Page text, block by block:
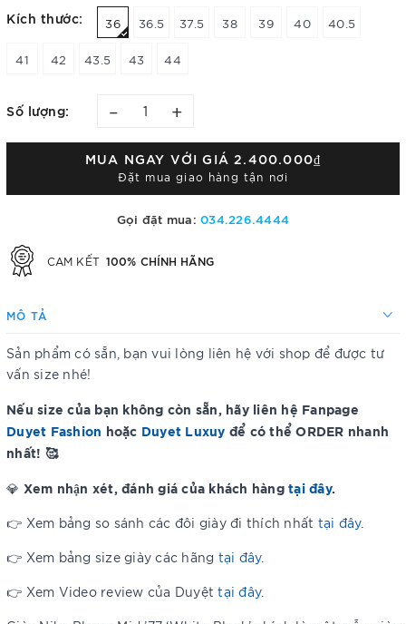
Kích thước: 36 36.5 37.5 38 39 40 40.5
41 42 43.5 43 44
Số lượng: – +
MUA NGAY VỚI GIÁ2.400.000₫
Đặt mua giao hàng tận nơi
Gọi đặt mua:034.226.4444
CAM KẾT 100% CHÍNH HÃNG
MÔ TẢ
Sản phẩm có sẵn, bạn vui lòng liên hệ với shop để được tư
vấn size nhé!
Nếu size của bạn không còn sẵn, hãy liên hệ Fanpage
Duyet Fashion hoặc Duyet Luxuy để có thể ORDER nhanh
nhất! 🥰
💎 Xem nhận xét, đánh giá của khách hàng tại đây.
👉 Xem bảng so sánh các đôi giày đi thích nhất tại đây.
👉 Xem bảng size giày các hãng tại đây.
👉 Xem Video review của Duyệttại đây.